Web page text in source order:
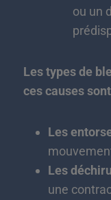
ou un
Les types de
ces causes
Les
Les
une